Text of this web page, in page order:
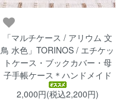
「マルチケース / アリウム 文
鳥 水色」TORINOS / エチケッ
トケース・ブックカバー・母
子手帳ケース＊ハンドメイド
2,000円(税込2,200円)